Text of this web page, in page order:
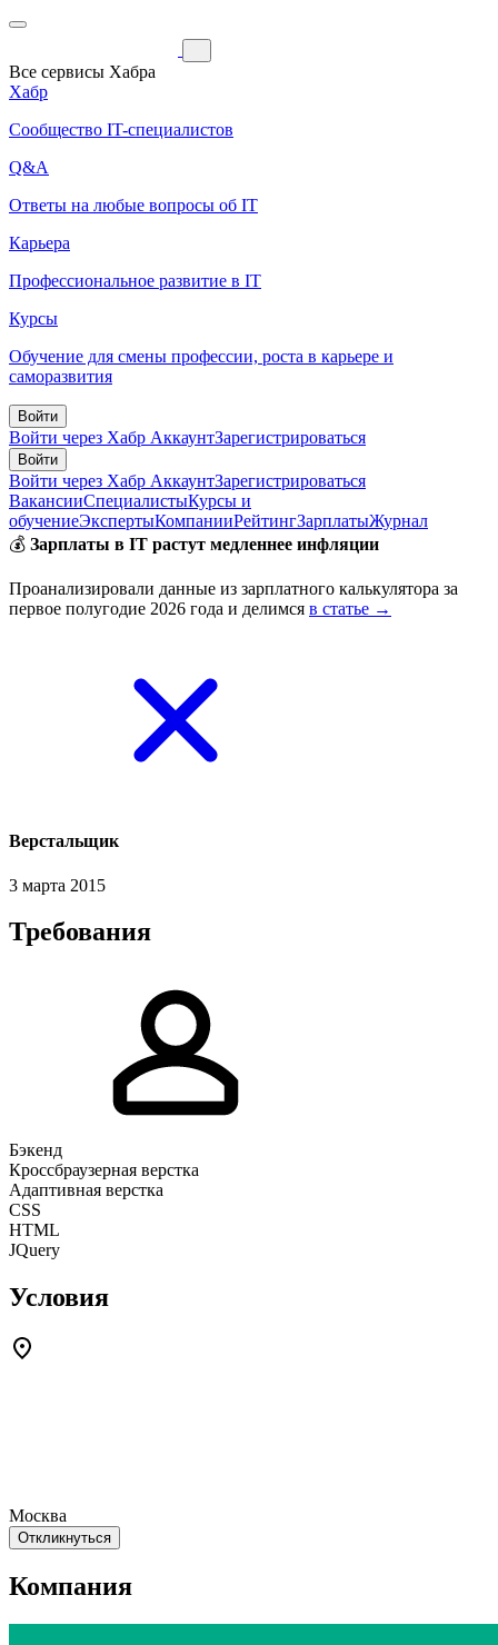
Все сервисы Хабра
Хабр
Сообщество IT-специалистов
Q&A
Ответы на любые вопросы об IT
Карьера
Профессиональное развитие в IT
Курсы
Обучение для смены профессии, роста в карьере и
саморазвития
Войти
Войти через Хабр АккаунтЗарегистрироваться
Войти
Войти через Хабр АккаунтЗарегистрироваться
ВакансииСпециалистыКурсы и
обучениеЭкспертыКомпанииРейтингЗарплатыЖурнал
💰 Зарплаты в IT растут медленнее инфляции
Проанализировали данные из зарплатного калькулятора за
первое полугодие 2026 года и делимся в статье →
Верстальщик
3 марта 2015
Требования
Бэкенд
Кроссбраузерная верстка
Адаптивная верстка
CSS
HTML
JQuery
Условия
Москва
Откликнуться
Компания